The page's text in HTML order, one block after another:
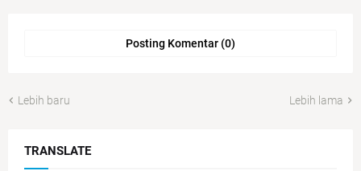
Posting Komentar (0)
Lebih baru Lebih lama
TRANSLATE